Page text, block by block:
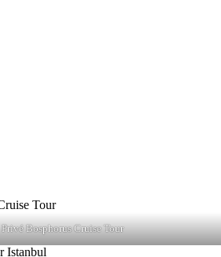
Privé Bosphorus Cruise Tour